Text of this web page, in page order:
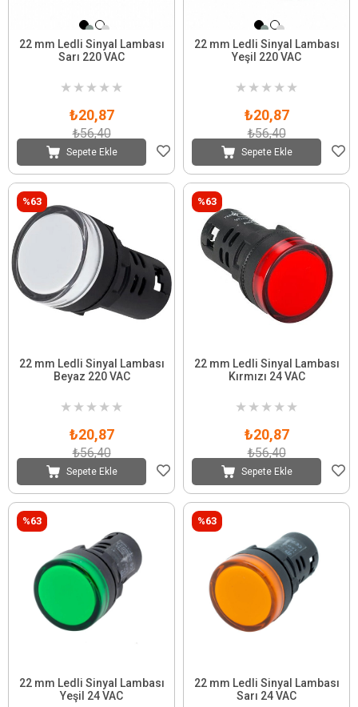
22 mm Ledli Sinyal Lambası
Sarı 220 VAC
★ ★ ★ ★ ★
₺20,87
₺56,40
Sepete Ekle
22 mm Ledli Sinyal Lambası
Yeşil 220 VAC
★ ★ ★ ★ ★
₺20,87
₺56,40
Sepete Ekle
22 mm Ledli Sinyal Lambası
Beyaz 220 VAC
★ ★ ★ ★ ★
₺20,87
₺56,40
Sepete Ekle
%63
22 mm Ledli Sinyal Lambası
Kırmızı 24 VAC
★ ★ ★ ★ ★
₺20,87
₺56,40
Sepete Ekle
%63
22 mm Ledli Sinyal Lambası
Yeşil 24 VAC
%63
22 mm Ledli Sinyal Lambası
Sarı 24 VAC
%63